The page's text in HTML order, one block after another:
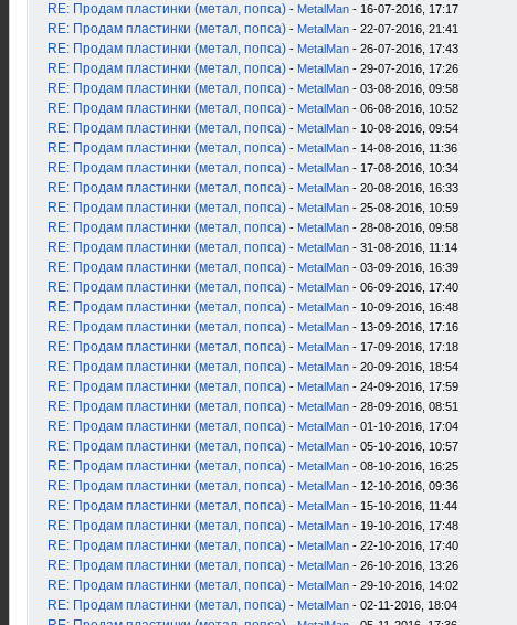
RE: Продам пластинки (метал, попса) - MetalMan - 16-07-2016, 17:17
RE: Продам пластинки (метал, попса) - MetalMan - 22-07-2016, 21:41
RE: Продам пластинки (метал, попса) - MetalMan - 26-07-2016, 17:43
RE: Продам пластинки (метал, попса) - MetalMan - 29-07-2016, 17:26
RE: Продам пластинки (метал, попса) - MetalMan - 03-08-2016, 09:58
RE: Продам пластинки (метал, попса) - MetalMan - 06-08-2016, 10:52
RE: Продам пластинки (метал, попса) - MetalMan - 10-08-2016, 09:54
RE: Продам пластинки (метал, попса) - MetalMan - 14-08-2016, 11:36
RE: Продам пластинки (метал, попса) - MetalMan - 17-08-2016, 10:34
RE: Продам пластинки (метал, попса) - MetalMan - 20-08-2016, 16:33
RE: Продам пластинки (метал, попса) - MetalMan - 25-08-2016, 10:59
RE: Продам пластинки (метал, попса) - MetalMan - 28-08-2016, 09:58
RE: Продам пластинки (метал, попса) - MetalMan - 31-08-2016, 11:14
RE: Продам пластинки (метал, попса) - MetalMan - 03-09-2016, 16:39
RE: Продам пластинки (метал, попса) - MetalMan - 06-09-2016, 17:40
RE: Продам пластинки (метал, попса) - MetalMan - 10-09-2016, 16:48
RE: Продам пластинки (метал, попса) - MetalMan - 13-09-2016, 17:16
RE: Продам пластинки (метал, попса) - MetalMan - 17-09-2016, 17:18
RE: Продам пластинки (метал, попса) - MetalMan - 20-09-2016, 18:54
RE: Продам пластинки (метал, попса) - MetalMan - 24-09-2016, 17:59
RE: Продам пластинки (метал, попса) - MetalMan - 28-09-2016, 08:51
RE: Продам пластинки (метал, попса) - MetalMan - 01-10-2016, 17:04
RE: Продам пластинки (метал, попса) - MetalMan - 05-10-2016, 10:57
RE: Продам пластинки (метал, попса) - MetalMan - 08-10-2016, 16:25
RE: Продам пластинки (метал, попса) - MetalMan - 12-10-2016, 09:36
RE: Продам пластинки (метал, попса) - MetalMan - 15-10-2016, 11:44
RE: Продам пластинки (метал, попса) - MetalMan - 19-10-2016, 17:48
RE: Продам пластинки (метал, попса) - MetalMan - 22-10-2016, 17:40
RE: Продам пластинки (метал, попса) - MetalMan - 26-10-2016, 13:26
RE: Продам пластинки (метал, попса) - MetalMan - 29-10-2016, 14:02
RE: Продам пластинки (метал, попса) - MetalMan - 02-11-2016, 18:04